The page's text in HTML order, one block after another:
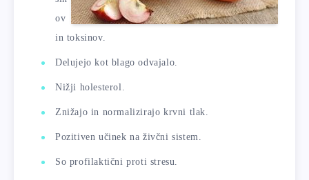
ov
in toksinov.
Delujejo kot blago odvajalo.
Nižji holesterol.
Znižajo in normalizirajo krvni tlak.
Pozitiven učinek na živčni sistem.
So profilaktični proti stresu.